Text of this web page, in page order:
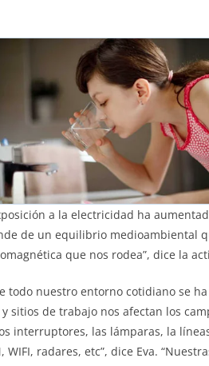
a la electricidad ha
de un equilibrio medioambiental
que nos rodea”, dice la
todo nuestro entorno cotidiano se
y sitios de trabajo nos afectan los
interruptores, las lámparas, la
WIFI, radares, etc”, dice Eva.